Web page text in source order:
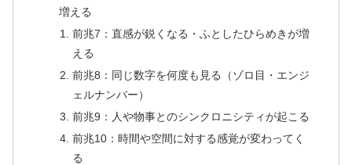
増える
前兆7：直感が鋭くなる・ふとしたひらめきが増
える
前兆8：同じ数字を何度も見る（ゾロ目・エンジ
ェルナンバー）
前兆9：人や物事とのシンクロニシティが起こる
前兆10：時間や空間に対する感覚が変わってく
る